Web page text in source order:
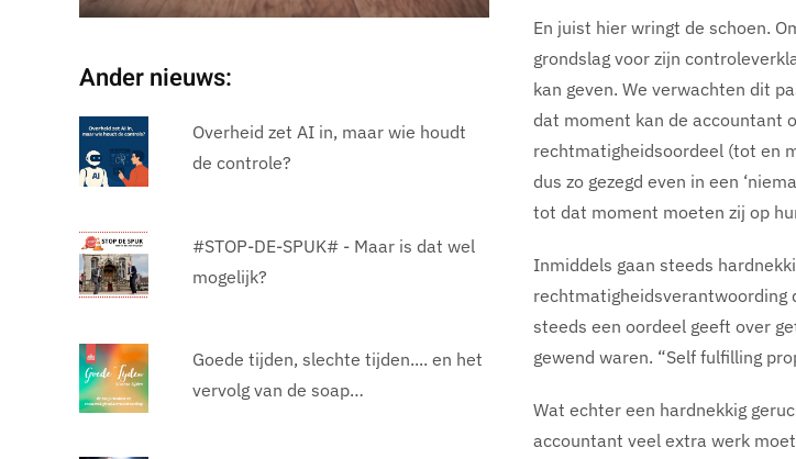
Ander nieuws:
Overheid zet AI in, maar wie houdt
de controle?
#STOP-DE-SPUK# - Maar is dat wel
mogelijk?
Goede tijden, slechte tijden.... en het
vervolg van de soap…
En juist hier wringt de schoen.
grondslag voor zijn
kan geven. We verwachten dit
dat moment kan de accountant
rechtmatigheidsoordeel (tot en
dus zo gezegd even in een
tot dat moment moeten zij op
Inmiddels gaan steeds
rechtmatigheidsverantwoording
steeds een oordeel geeft over
gewend waren. “Self fulfilling
Wat echter een hardnekkig
accountant veel extra werk